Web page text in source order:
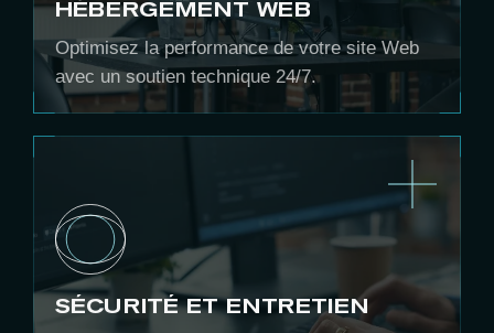
HÉBERGEMENT WEB
Optimisez la performance de votre site Web
avec un soutien technique 24/7.
SÉCURITÉ ET ENTRETIEN